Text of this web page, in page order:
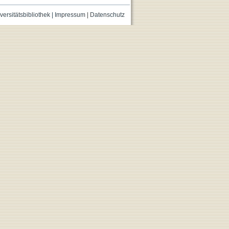
| Impressum| Datenschutz